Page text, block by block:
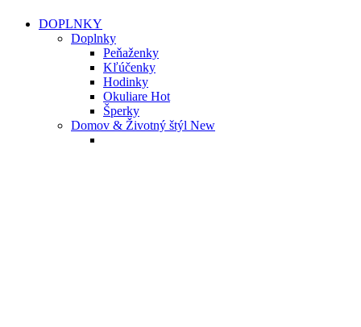
DOPLNKY
Doplnky
Peňaženky
Kľúčenky
Hodinky
Okuliare Hot
Šperky
Domov & Životný štýl New